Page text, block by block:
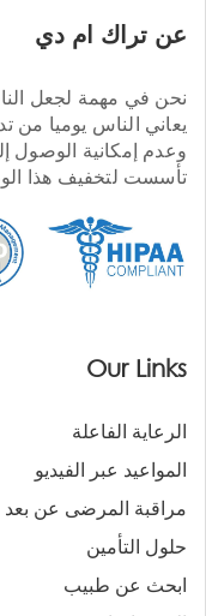
عن تراك ام دي
نحن في مهمة لجعل
يعاني الناس يوميا من
وعدم إمكانية الوصول
تأسست لتخفيف هذا
Our Links
الرعاية الفاعلة
المواعيد عبر الفيديو
مراقبة المرضى عن بعد
حلول التأمين
ابحث عن طبيب